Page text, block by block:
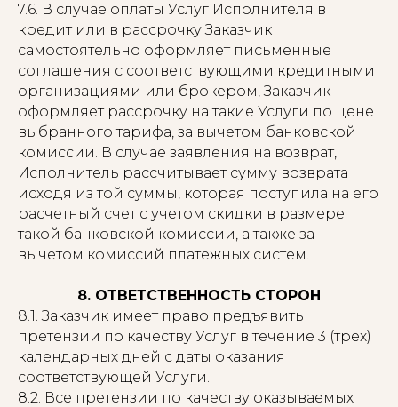
7.6. В случае оплаты Услуг Исполнителя в
кредит или в рассрочку Заказчик
самостоятельно оформляет письменные
соглашения с соответствующими кредитными
организациями или брокером, Заказчик
оформляет рассрочку на такие Услуги по цене
выбранного тарифа, за вычетом банковской
комиссии. В случае заявления на возврат,
Исполнитель рассчитывает сумму возврата
исходя из той суммы, которая поступила на его
расчетный счет с учетом скидки в размере
такой банковской комиссии, а также за
вычетом комиссий платежных систем.
8. ОТВЕТСТВЕННОСТЬ СТОРОН
8.1. Заказчик имеет право предъявить
претензии по качеству Услуг в течение 3 (трёх)
календарных дней с даты оказания
соответствующей Услуги.
8.2. Все претензии по качеству оказываемых